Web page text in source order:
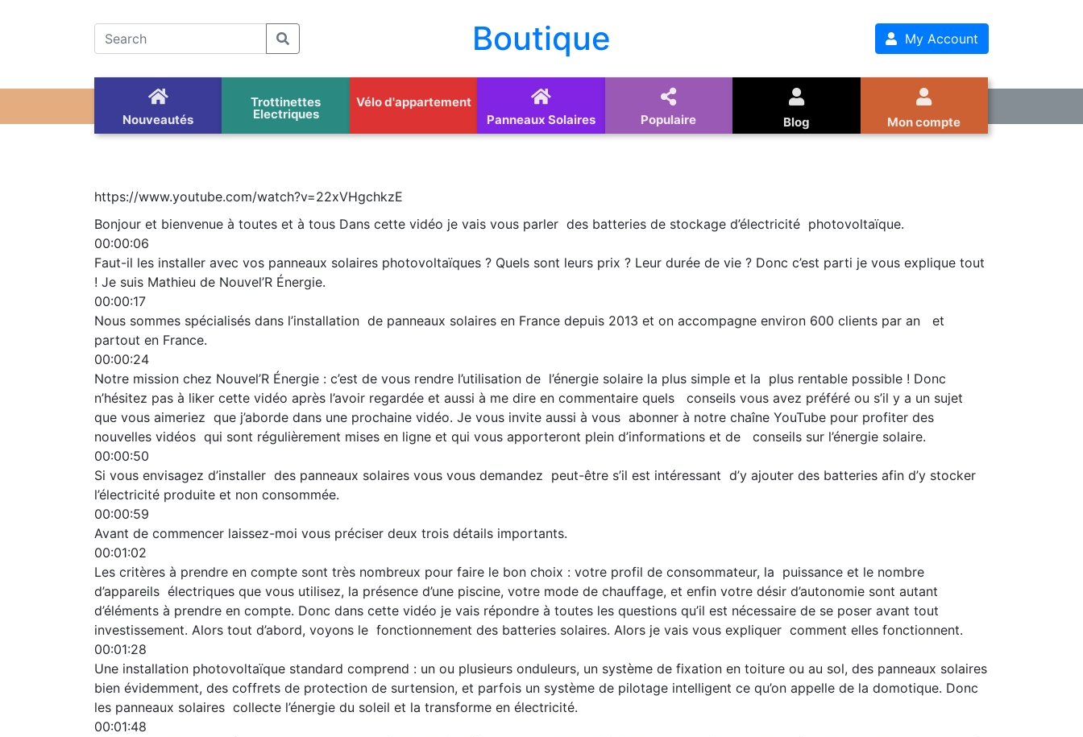
Boutique My Account
Nouveautés
Trottinettes
Electriques
Vélo d'appartement
Panneaux Solaires
Populaire Blog Mon compte
https://www.youtube.com/watch?v=22xVHgchkzE
Bonjour et bienvenue à toutes et à tous Dans cette vidéo je vais vous parler des batteries de stockage d’électricité photovoltaïque.
00:00:06
Faut-il les installer avec vos panneaux solaires photovoltaïques ? Quels sont leurs prix ? Leur durée de vie ? Donc c’est parti je vous explique tout
! Je suis Mathieu de Nouvel’R Énergie.
00:00:17
Nous sommes spécialisés dans l’installation de panneaux solaires en France depuis 2013 et on accompagne environ 600 clients par an et
partout en France.
00:00:24
Notre mission chez Nouvel’R Énergie : c’est de vous rendre l’utilisation de l’énergie solaire la plus simple et la plus rentable possible ! Donc
n’hésitez pas à liker cette vidéo après l’avoir regardée et aussi à me dire en commentaire quels conseils vous avez préféré ou s’il y a un sujet
que vous aimeriez que j’aborde dans une prochaine vidéo. Je vous invite aussi à vous abonner à notre chaîne YouTube pour profiter des
nouvelles vidéos qui sont régulièrement mises en ligne et qui vous apporteront plein d’informations et de conseils sur l’énergie solaire.
00:00:50
Si vous envisagez d’installer des panneaux solaires vous vous demandez peut-être s’il est intéressant d’y ajouter des batteries afin d’y stocker
l’électricité produite et non consommée.
00:00:59
Avant de commencer laissez-moi vous préciser deux trois détails importants.
00:01:02
Les critères à prendre en compte sont très nombreux pour faire le bon choix : votre profil de consommateur, la puissance et le nombre
d’appareils électriques que vous utilisez, la présence d’une piscine, votre mode de chauffage, et enfin votre désir d’autonomie sont autant
d’éléments à prendre en compte. Donc dans cette vidéo je vais répondre à toutes les questions qu’il est nécessaire de se poser avant tout
investissement. Alors tout d’abord, voyons le fonctionnement des batteries solaires. Alors je vais vous expliquer comment elles fonctionnent.
00:01:28
Une installation photovoltaïque standard comprend : un ou plusieurs onduleurs, un système de fixation en toiture ou au sol, des panneaux solaires
bien évidemment, des coffrets de protection de surtension, et parfois un système de pilotage intelligent ce qu’on appelle de la domotique. Donc
les panneaux solaires collecte l’énergie du soleil et la transforme en électricité.
00:01:48